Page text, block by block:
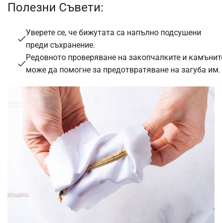
Полезни Съвети:
Уверете се, че бижутата са напълно подсушени
преди съхранение.
Редовното проверяване на закопчалките и
може да помогне за предотвратяване на загуба им.